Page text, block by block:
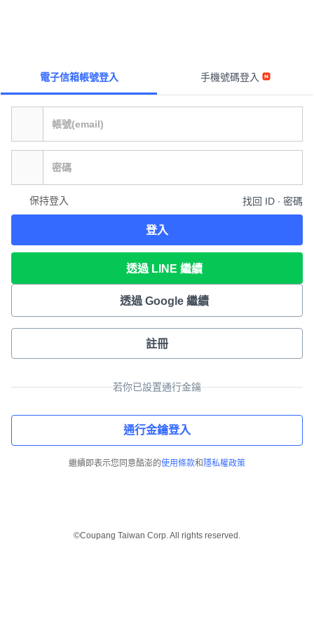
電子信箱帳號登入 手機號碼登入
保持登入 找回 ID ∙ 密碼
登入
透過 LINE 繼續
透過 Google 繼續
註冊
若你已設置通行金鑰
通行金鑰登入
繼續即表示您同意酷澎的使用條款和 隱私權政策
©Coupang Taiwan Corp. All rights reserved.